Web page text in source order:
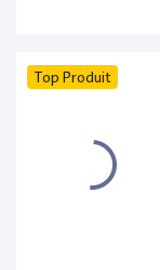
Top Produit